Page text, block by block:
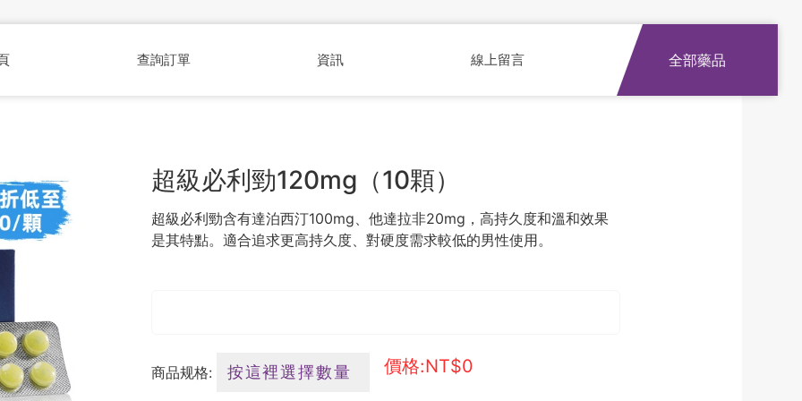
查詢訂單 資訊 線上留言 全部藥品
超級必利勁120mg（10顆）
超級必利勁含有達泊西汀100mg、他達拉非20mg，高持久度和溫和效果
是其特點。適合追求更高持久度、對硬度需求較低的男性使用。
商品规格: 價格:NT$0